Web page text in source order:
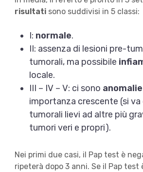
risultatisono suddivisi in 5 classi:
I: normale.
II: assenza di lesioni pre-
tumorali, ma possibile
locale.
III – IV – V: ci sono
importanza crescente (si va
tumorali lievi ad altre più
tumori veri e propri).
Nei primi due casi, il Pap test è
ripeterà dopo 3 anni. Se il Pap test